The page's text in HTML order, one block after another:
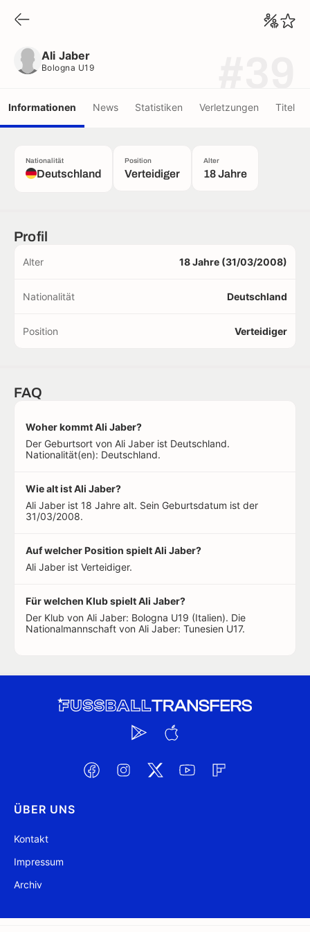
Ali Jaber
Bologna U19
Informationen News Statistiken Verletzungen Titel
Nationalität
Deutschland
Position
Verteidiger
Alter
18 Jahre
Profil
Alter 18 Jahre (31/03/2008)
Nationalität Deutschland
Position Verteidiger
FAQ
Woher kommt Ali Jaber?
Der Geburtsort von Ali Jaber ist Deutschland.
Nationalität(en): Deutschland.
Wie alt ist Ali Jaber?
Ali Jaber ist 18 Jahre alt. Sein Geburtsdatum ist der
31/03/2008.
Auf welcher Position spielt Ali Jaber?
Ali Jaber ist Verteidiger.
Für welchen Klub spielt Ali Jaber?
Der Klub von Ali Jaber: Bologna U19 (Italien). Die
Nationalmannschaft von Ali Jaber: Tunesien U17.
ÜBER UNS
Kontakt
Impressum
Archiv